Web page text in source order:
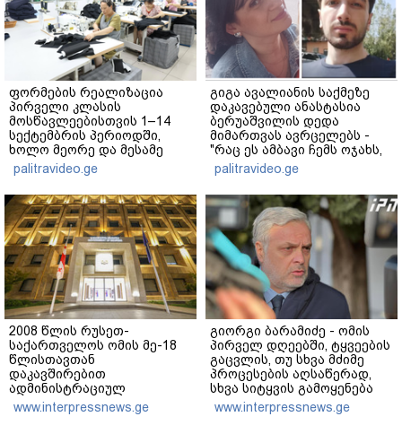
ფორმების რეალიზაცია
პირველი კლასის
მოსწავლეებისთვის 1–14
სექტემბრის პერიოდში,
ხოლო მეორე და მესამე
ეტაპებზე...
palitravideo.ge
გიგა ავალიანის საქმეზე
დაკავებული ანასტასია
ბერუაშვილის დედა
მიმართვას ავრცელებს -
"რაც ეს ამბავი ჩემს ოჯახს,
ჩემს ანასტასიას გადახდა
თავს, მის მერე მე მე არ
ვარ"
palitravideo.ge
2008 წლის რუსეთ-
საქართველოს ომის მე-18
წლისთავთან
დაკავშირებით
ადმინისტრაციულ
შენობებზე სახელმწიფო
დროშები დაეშვა
www.interpressnews.ge
გიორგი ბარამიძე - ომის
პირველ დღეებში, ტყვეების
გაცვლის, თუ სხვა მძიმე
პროცესების აღსაწერად,
სხვა სიტყვის გამოყენება
აჯობებდა - არასდროს
მითქვამს, რომ ჩვენები
www.interpressnews.ge